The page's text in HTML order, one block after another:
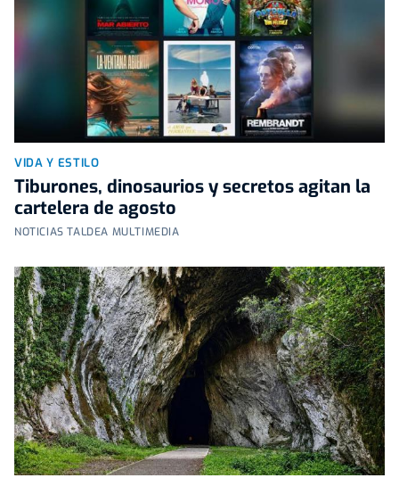
VIDA Y ESTILO
Tiburones, dinosaurios y secretos agitan la
cartelera de agosto
NOTICIAS TALDEA MULTIMEDIA